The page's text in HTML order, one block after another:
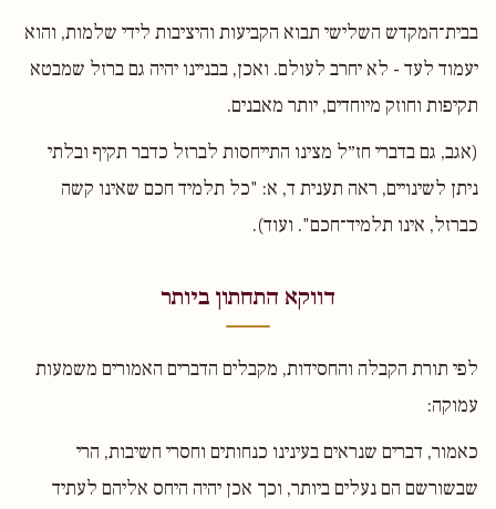
בבית־המקדש השלישי תבוא הקביעות והיציבות לידי שלמות, והוא
יעמוד לעד - לא יחרב לעולם. ואכן, בבניינו יהיה גם ברזל שמבטא
תקיפות וחוזק מיוחדים, יותר מאבנים.
(אגב, גם בדברי חז״ל מצינו התייחסות לברזל כדבר תקיף ובלתי
ניתן לשינויים, ראה תענית ד, א: "כל תלמיד חכם שאינו קשה
כברזל, אינו תלמיד־חכם". ועוד).
דווקא התחתון ביותר
לפי תורת הקבלה והחסידות, מקבלים הדברים האמורים משמעות
עמוקה:
כאמור, דברים שנראים בעינינו כנחותים וחסרי חשיבות, הרי
שבשורשם הם נעלים ביותר, וכך אכן יהיה היחס אליהם לעתיד